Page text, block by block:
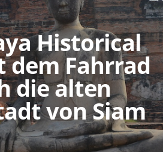
Historical
dem Fahrrad
die alten
von Siam